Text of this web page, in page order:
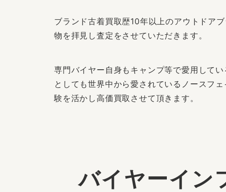
ブランド古着買取歴10年以上のアウトドア
物を拝見し査定をさせていただきます。
専門バイヤー自身もキャンプ等で愛用して
としても世界中から愛されているノースフ
験を活かし高価買取させて頂きます。
バイヤーイン